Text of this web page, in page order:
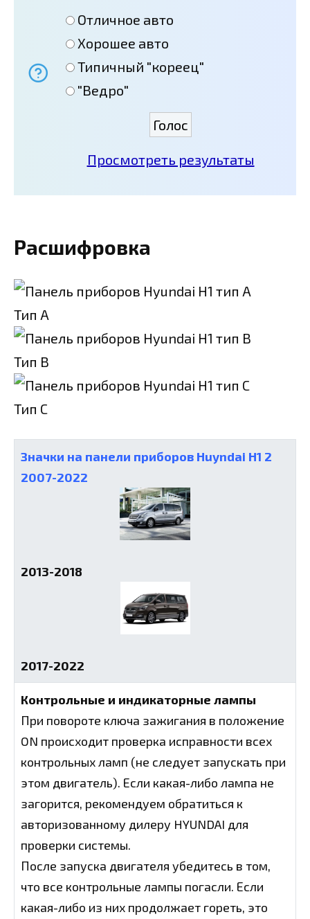
Отличное авто
Хорошее авто
Типичный "кореец"
"Ведро"
Просмотреть результаты
Расшифровка
Тип А
Тип B
Тип C
Значки на панели приборов Huyndai H1 2
2007-2022
2013-2018
2017-2022
Контрольные и индикаторные лампы
При повороте ключа зажигания в положение
ON происходит проверка исправности всех
контрольных ламп (не следует запускать при
этом двигатель). Если какая-либо лампа не
загорится, рекомендуем обратиться к
авторизованному дилеру HYUNDAI для
проверки системы.
После запуска двигателя убедитесь в том,
что все контрольные лампы погасли. Если
какая-либо из них продолжает гореть, это